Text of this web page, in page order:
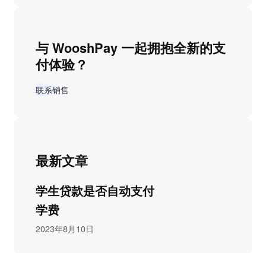
与 WooshPay 一起拥抱全新的支
付体验？
联系销售
最新文章
学生贷款是否自动支付
学费
2023年8月10日